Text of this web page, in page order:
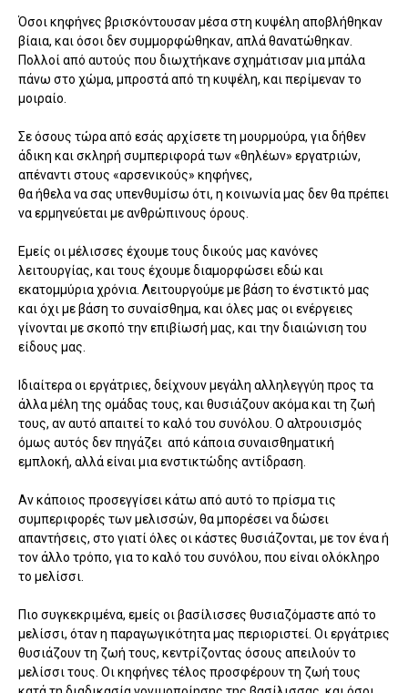
Όσοι κηφήνες βρισκόντουσαν μέσα στη κυψέλη αποβλήθηκαν
βίαια, και όσοι δεν συμμορφώθηκαν, απλά θανατώθηκαν.
Πολλοί από αυτούς που διωχτήκανε σχημάτισαν μια μπάλα
πάνω στο χώμα, μπροστά από τη κυψέλη, και περίμεναν το
μοιραίο.
Σε όσους τώρα από εσάς αρχίσετε τη μουρμούρα, για δήθεν
άδικη και σκληρή συμπεριφορά των «θηλέων» εργατριών,
απέναντι στους «αρσενικούς» κηφήνες,
θα ήθελα να σας υπενθυμίσω ότι, η κοινωνία μας δεν θα πρέπει
να ερμηνεύεται με ανθρώπινους όρους.
Εμείς οι μέλισσες έχουμε τους δικούς μας κανόνες
λειτουργίας, και τους έχουμε διαμορφώσει εδώ και
εκατομμύρια χρόνια. Λειτουργούμε με βάση το ένστικτό μας
και όχι με βάση το συναίσθημα, και όλες μας οι ενέργειες
γίνονται με σκοπό την επιβίωσή μας, και την διαιώνιση του
είδους μας.
Ιδιαίτερα οι εργάτριες, δείχνουν μεγάλη αλληλεγγύη προς τα
άλλα μέλη της ομάδας τους, και θυσιάζουν ακόμα και τη ζωή
τους, αν αυτό απαιτεί το καλό του συνόλου. Ο αλτρουισμός
όμως αυτός δεν πηγάζει από κάποια συναισθηματική
εμπλοκή, αλλά είναι μια ενστικτώδης αντίδραση.
Αν κάποιος προσεγγίσει κάτω από αυτό το πρίσμα τις
συμπεριφορές των μελισσών, θα μπορέσει να δώσει
απαντήσεις, στο γιατί όλες οι κάστες θυσιάζονται, με τον ένα ή
τον άλλο τρόπο, για το καλό του συνόλου, που είναι ολόκληρο
το μελίσσι.
Πιο συγκεκριμένα, εμείς οι βασίλισσες θυσιαζόμαστε από το
μελίσσι, όταν η παραγωγικότητα μας περιοριστεί. Οι εργάτριες
θυσιάζουν τη ζωή τους, κεντρίζοντας όσους απειλούν το
μελίσσι τους. Οι κηφήνες τέλος προσφέρουν τη ζωή τους